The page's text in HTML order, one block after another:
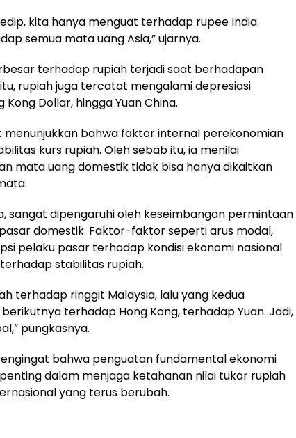
kita hanya menguat terhadap rupee India.
semua mata uang Asia,” ujarnya.
terhadap rupiah terjadi saat berhadapan
rupiah juga tercatat mengalami depresiasi
Dollar, hingga Yuan China.
menunjukkan bahwa faktor internal perekonomian
kurs rupiah. Oleh sebab itu, ia menilai
mata uang domestik tidak bisa hanya dikaitkan
sangat dipengaruhi oleh keseimbangan permintaan
domestik. Faktor-faktor seperti arus modal,
pelaku pasar terhadap kondisi ekonomi nasional
stabilitas rupiah.
terhadap ringgit Malaysia, lalu yang kedua
terhadap Hong Kong, terhadap Yuan. Jadi,
pungkasnya.
bahwa penguatan fundamental ekonomi
dalam menjaga ketahanan nilai tukar rupiah
yang terus berubah.